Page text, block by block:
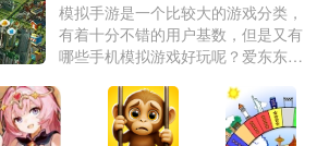
模拟手游是一个比较大的游戏分类，
有着十分不错的用户基数，但是又有
哪些手机模拟游戏好玩呢？爱东东手
戏大全供你体验。